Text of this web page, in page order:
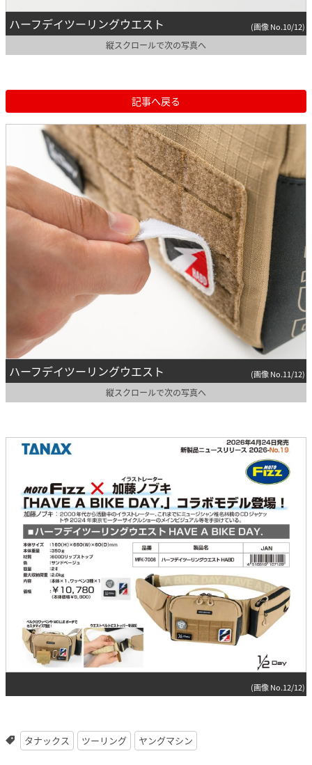
ハーフデイツーリングウエスト (画像 No.10/12)
縦スクロールで次の写真へ
記事へ戻る
ハーフデイツーリングウエスト (画像 No.11/12)
縦スクロールで次の写真へ
(画像 No.12/12)
タナックス ツーリング ヤングマシン